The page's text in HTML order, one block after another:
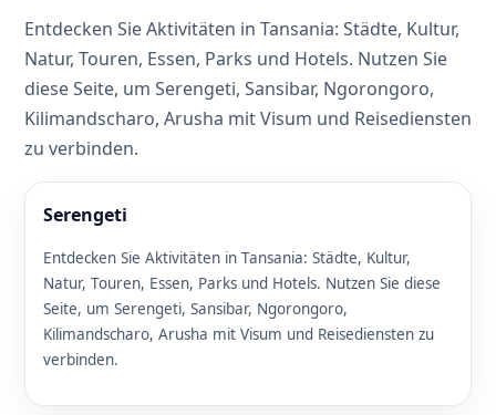
Entdecken Sie Aktivitäten in Tansania: Städte, Kultur,
Natur, Touren, Essen, Parks und Hotels. Nutzen Sie
diese Seite, um Serengeti, Sansibar, Ngorongoro,
Kilimandscharo, Arusha mit Visum und Reisediensten
zu verbinden.
Serengeti
Entdecken Sie Aktivitäten in Tansania: Städte, Kultur,
Natur, Touren, Essen, Parks und Hotels. Nutzen Sie diese
Seite, um Serengeti, Sansibar, Ngorongoro,
Kilimandscharo, Arusha mit Visum und Reisediensten zu
verbinden.